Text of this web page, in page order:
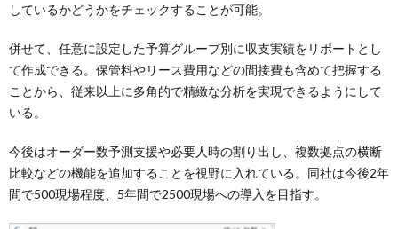
しているかどうかをチェックすることが可能。
併せて、任意に設定した予算グループ別に収支実績をリポートとし
て作成できる。保管料やリース費用などの間接費も含めて把握する
ことから、従来以上に多角的で精緻な分析を実現できるようにして
いる。
今後はオーダー数予測支援や必要人時の割り出し、複数拠点の横断
比較などの機能を追加することを視野に入れている。同社は今後2年
間で500現場程度、5年間で2500現場への導入を目指す。